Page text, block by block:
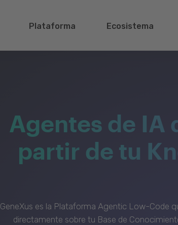
Plataforma Ecosistema
Agentes de IA
partir de tu
GeneXus es la Plataforma Agentic Low-Code
directamente sobre tu Base de